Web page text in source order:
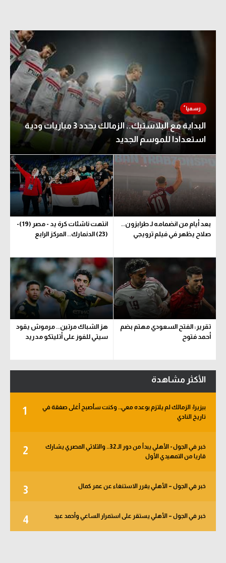
البداية مع البلاستيك.. الزمالك يحدد 3 مباريات ودية
استعدادا للموسم الجديد
بعد أيام من انضمامه لـ طرابزون..
صلاح يظهر في فيلم ترويجي
انتهت ناشئات كرة يد - مصر (19)-
(23) الدنمارك.. المركز الرابع
تقرير: الفتح السعودي مهتم بضم
أحمد فتوح
هز الشباك مرتين.. مرموش يقود
سيتي للفوز على أتليتكو مدريد
الأكثر مشاهدة
1
بيزيرا: الزمالك لم يلتزم بوعده معي.. وكنت سأصبح أغلى صفقة في
تاريخ النادي
2
خبر في الجول - الأهلي يبدأ من دور الـ 32.. والثلاثي المصري يشارك
قاريا من التمهيدي الأول
3 خبر في الجول – الأهلي يقرر الاستنغاء عن عمر كمال
4 خبر في الجول – الأهلي يستقر على استمرار الساعي وأحمد عيد